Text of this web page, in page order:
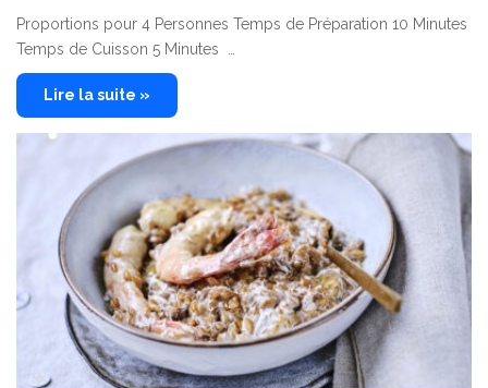
Proportions pour 4 Personnes Temps de Préparation 10 Minutes
Temps de Cuisson 5 Minutes …
Lire la suite »